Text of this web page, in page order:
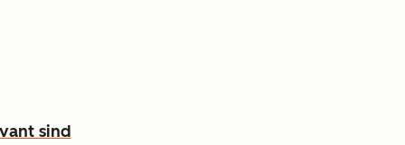
sind